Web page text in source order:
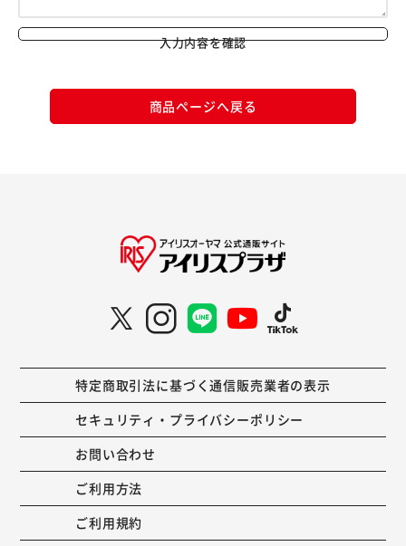
入力内容を確認
商品ページへ戻る
特定商取引法に基づく通信販売業者の表示
セキュリティ・プライバシーポリシー
お問い合わせ
ご利用方法
ご利用規約